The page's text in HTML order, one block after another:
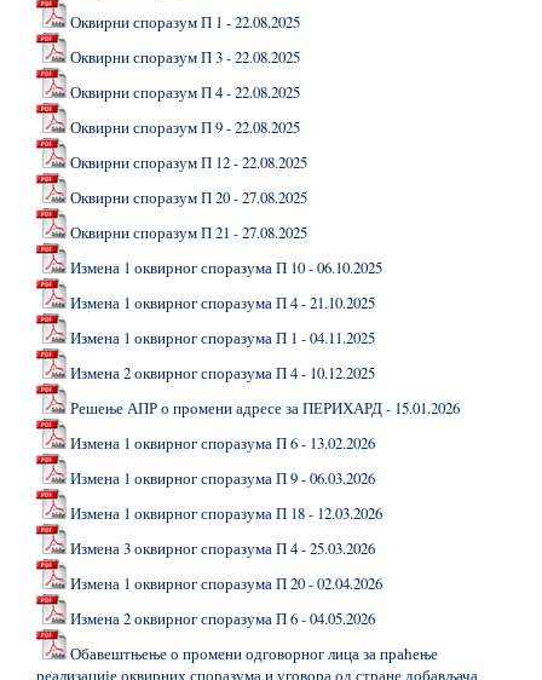
Оквирни споразум П 1 - 22.08.2025
Оквирни споразум П 3 - 22.08.2025
Оквирни споразум П 4 - 22.08.2025
Оквирни споразум П 9 - 22.08.2025
Оквирни споразум П 12 - 22.08.2025
Оквирни споразум П 20 - 27.08.2025
Оквирни споразум П 21 - 27.08.2025
Измена 1 оквирног споразума П 10 - 06.10.2025
Измена 1 оквирног споразума П 4 - 21.10.2025
Измена 1 оквирног споразума П 1 - 04.11.2025
Измена 2 оквирног споразума П 4 - 10.12.2025
Решење АПР о промени адресе за ПЕРИХАРД - 15.01.2026
Измена 1 оквирног споразума П 6 - 13.02.2026
Измена 1 оквирног споразума П 9 - 06.03.2026
Измена 1 оквирног споразума П 18 - 12.03.2026
Измена 3 оквирног споразума П 4 - 25.03.2026
Измена 1 оквирног споразума П 20 - 02.04.2026
Измена 2 оквирног споразума П 6 - 04.05.2026
Обавештњење о промени одговорног лица за праћење